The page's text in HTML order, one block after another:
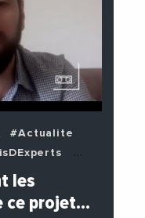
#Actualite
les
ce projet…